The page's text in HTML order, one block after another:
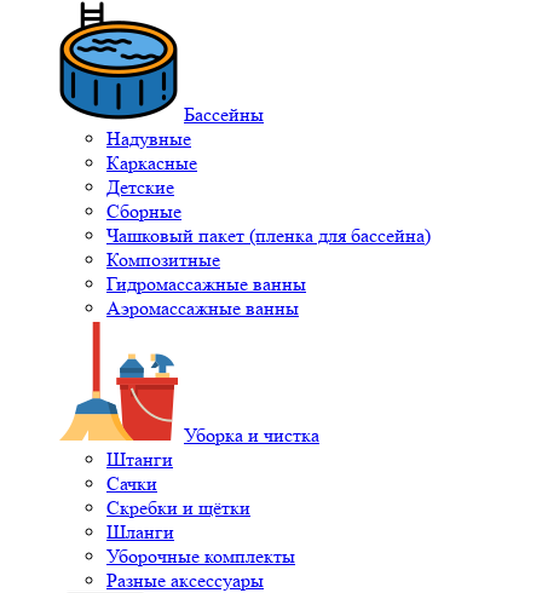
Бассейны
Надувные
Каркасные
Детские
Сборные
Чашковый пакет (пленка для бассейна)
Композитные
Гидромассажные ванны
Аэромассажные ванны
Уборка и чистка
Штанги
Сачки
Скребки и щётки
Шланги
Уборочные комплекты
Разные аксессуары